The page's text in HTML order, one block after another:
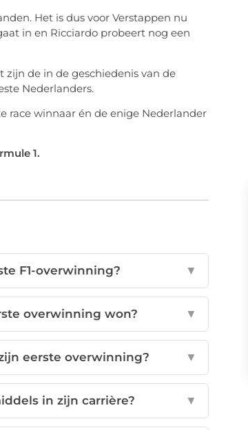
Het is dus voor Verstappen nu
in en Ricciardo probeert nog een
zijn de in de geschiedenis van de
Nederlanders.
race winnaar én de enige Nederlander
1.
F1-overwinning? ▼
overwinning won? ▼
eerste overwinning? ▼
in zijn carrière? ▼